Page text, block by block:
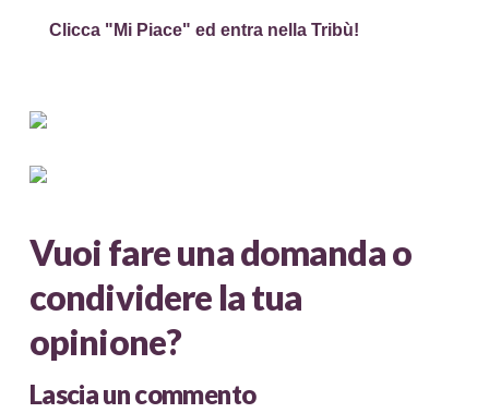
Clicca "Mi Piace" ed entra nella Tribù!
Vuoi fare una domanda o
condividere la tua
opinione?
Lascia un commento